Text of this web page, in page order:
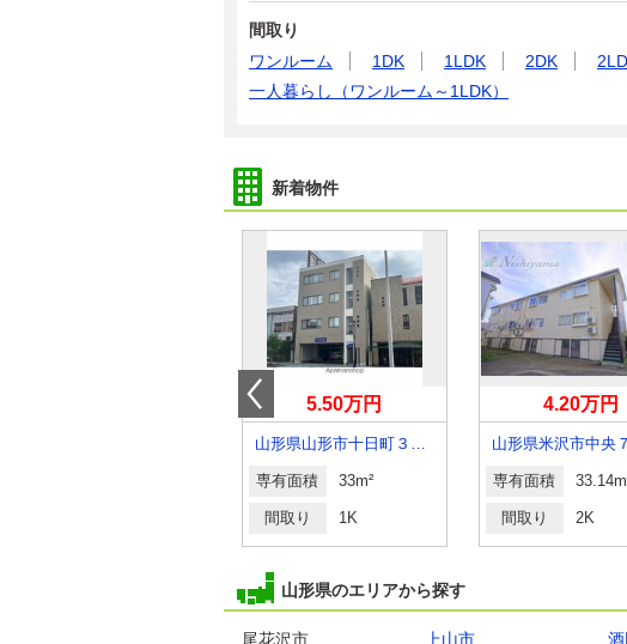
間取り
ワンルーム
1DK 1LDK 2DK
一人暮らし（ワンルーム～1LDK）
新着物件
5.50万円
山形県山形市十日町３丁目
専有面積 33m²
間取り 1K
4.20万円
山形県米沢市中央
専有面積
間取り 2K
山形県のエリアから探す
尾花沢市 上山市